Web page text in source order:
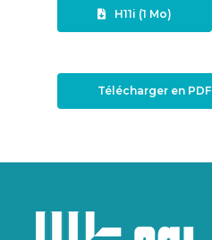
H11i (1 Mo)
Télécharger en PDF